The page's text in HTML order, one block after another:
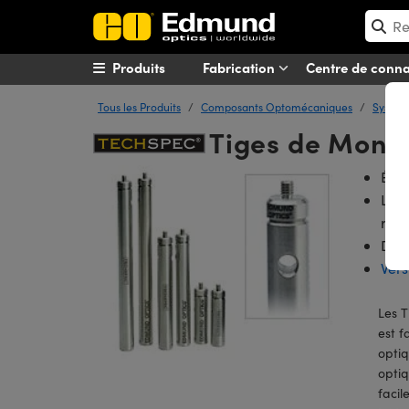
Fabrication Centre de
Produits
Tous les Produits Composants Optomécaniques
Tiges de
Les
Les
est